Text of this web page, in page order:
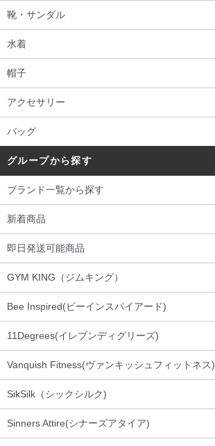
靴・サンダル
水着
帽子
アクセサリー
バッグ
グループから探す
ブランド一覧から探す
新着商品
即日発送可能商品
GYM KING（ジムキング）
Bee Inspired(ビーインスパイアード)
11Degrees(イレブンディグリーズ)
Vanquish Fitness(ヴァンキッシュフィットネス)
SikSilk（シックシルク)
Sinners Attire(シナーズアタイア)